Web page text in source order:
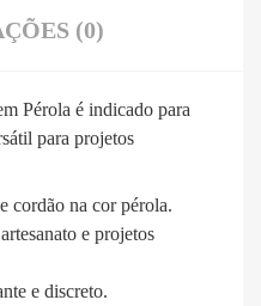
(0)
Pérola é indicado para
para projetos
cordão na cor pérola.
e projetos
e discreto.